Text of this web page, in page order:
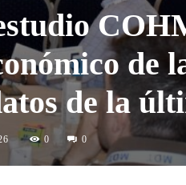
de
de la
0 0